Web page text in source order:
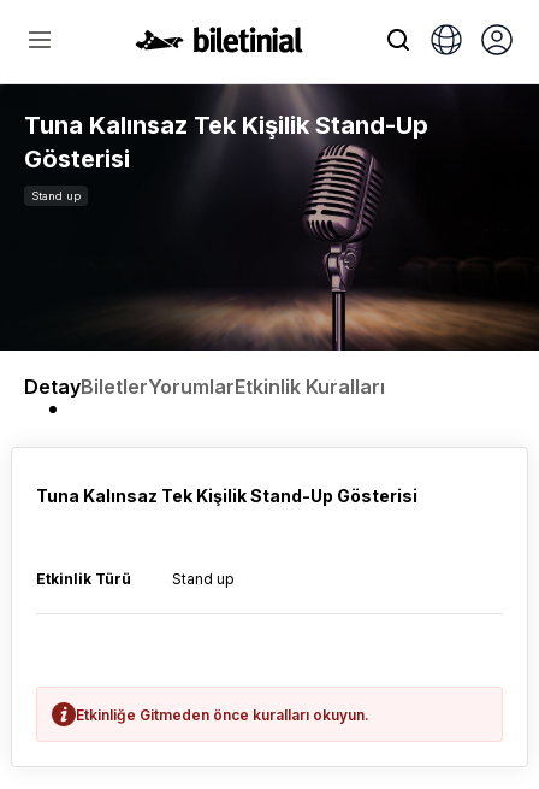
Tuna Kalınsaz Tek Kişilik Stand-Up
Gösterisi
Stand up
DetayBiletlerYorumlarEtkinlik Kuralları
Tuna Kalınsaz Tek Kişilik Stand-Up Gösterisi
Etkinlik Türü Stand up
Etkinliğe Gitmeden önce kuralları okuyun.